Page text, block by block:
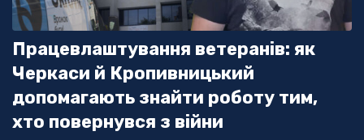
Працевлаштування ветеранів: як
Черкаси й Кропивницький
допомагають знайти роботу тим,
хто повернувся з війни